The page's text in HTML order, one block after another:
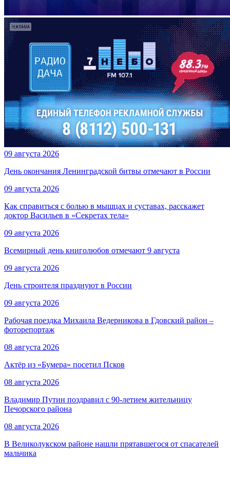
09 августа 2026
День окончания Ленинградской битвы отмечают в России
09 августа 2026
Как справиться с болью в мышцах и суставах, расскажет
доктор Васильев в «Секретах тела»
09 августа 2026
Всемирный день книголюбов отмечают 9 августа
09 августа 2026
День строителя празднуют в России
09 августа 2026
Рабочая поездка Михаила Ведерникова в Гдовский район –
фоторепортаж
08 августа 2026
Актёр из «Бумера» посетил Псков
08 августа 2026
Владимир Путин поздравил с 90-летием жительницу
Печорского района
08 августа 2026
В Великолукском районе нашли прятавшегося от спасателей
мальчика